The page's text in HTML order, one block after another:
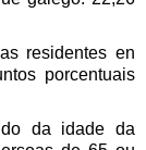
residentes en
porcentuais
da idade da